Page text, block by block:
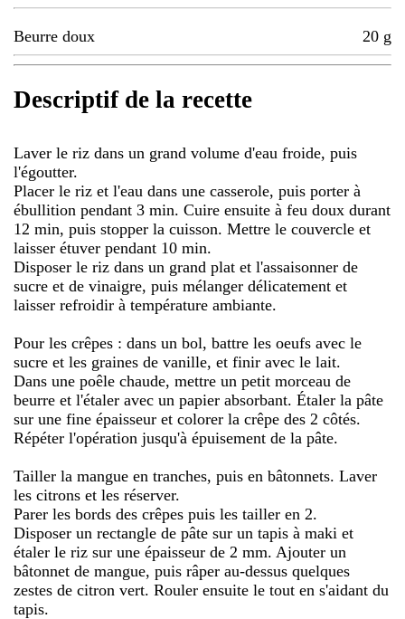
Beurre doux 20 g
Descriptif de la recette
Laver le riz dans un grand volume d'eau froide, puis
l'égoutter.
Placer le riz et l'eau dans une casserole, puis porter à
ébullition pendant 3 min. Cuire ensuite à feu doux durant
12 min, puis stopper la cuisson. Mettre le couvercle et
laisser étuver pendant 10 min.
Disposer le riz dans un grand plat et l'assaisonner de
sucre et de vinaigre, puis mélanger délicatement et
laisser refroidir à température ambiante.
Pour les crêpes : dans un bol, battre les oeufs avec le
sucre et les graines de vanille, et finir avec le lait.
Dans une poêle chaude, mettre un petit morceau de
beurre et l'étaler avec un papier absorbant. Étaler la pâte
sur une fine épaisseur et colorer la crêpe des 2 côtés.
Répéter l'opération jusqu'à épuisement de la pâte.
Tailler la mangue en tranches, puis en bâtonnets. Laver
les citrons et les réserver.
Parer les bords des crêpes puis les tailler en 2.
Disposer un rectangle de pâte sur un tapis à maki et
étaler le riz sur une épaisseur de 2 mm. Ajouter un
bâtonnet de mangue, puis râper au-dessus quelques
zestes de citron vert. Rouler ensuite le tout en s'aidant du
tapis.